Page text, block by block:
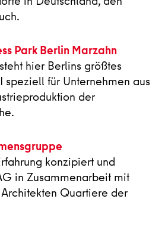
Park Berlin Marzahn
hier Berlins größtes
speziell für Unternehmen aus
der
konzipiert und
in Zusammenarbeit mit
Quartiere der